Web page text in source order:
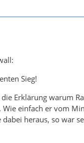
Sieg!
Erklärung warum
einfach er vom
heraus, so war